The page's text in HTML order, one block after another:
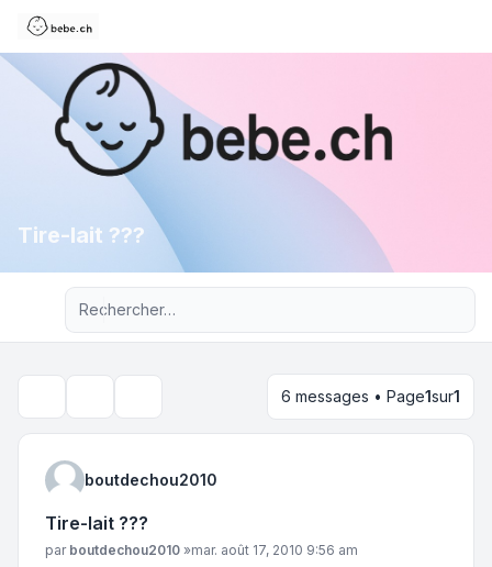
Tire-lait ???
Recherche avancée
6 messages • Page1sur1
boutdechou2010
Tire-lait ???
Message
par boutdechou2010 »mar. août 17, 2010 9:56 am